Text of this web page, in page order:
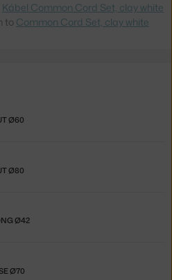
Kábel Common Cord Set, clay white
to Common Cord Set, clay white
Ø60
Ø80
Ø42
Ø70